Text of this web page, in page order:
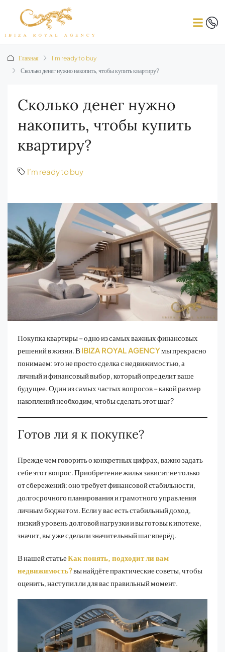
Главная
I’m ready to buy
Сколько денег нужно накопить, чтобы купить квартиру?
Сколько денег нужно
накопить, чтобы купить
квартиру?
I’m ready to buy
Покупка квартиры – одно из самых важных финансовых
решений в жизни. ВIBIZA ROYAL AGENCYмы прекрасно
понимаем: это не просто сделка с недвижимостью, а
личный и финансовый выбор, который определит ваше
будущее. Один из самых частых вопросов – какой размер
накоплений необходим, чтобы сделать этот шаг?
Готов ли я к покупке?
Прежде чем говорить о конкретных цифрах, важно задать
себе этот вопрос. Приобретение жилья зависит не только
от сбережений: оно требует финансовой стабильности,
долгосрочного планирования и грамотного управления
личным бюджетом. Если у вас есть стабильный доход,
низкий уровень долговой нагрузки и вы готовы к ипотеке,
значит, вы уже сделали значительный шаг вперёд.
В нашей статьеКак понять, подходит ли вам
недвижимость?вы найдёте практические советы, чтобы
оценить, наступил ли для вас правильный момент.